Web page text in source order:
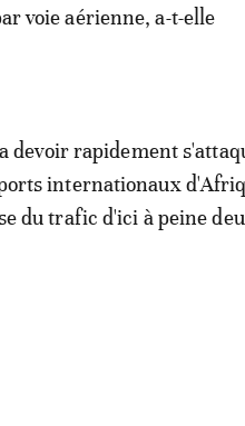
voie aérienne, a-t-elle
devoir rapidement
internationaux
du trafic d'ici à peine